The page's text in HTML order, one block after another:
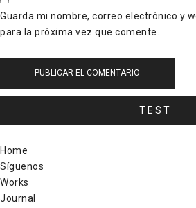
Guarda mi nombre, correo electrónico y
para la próxima vez que comente.
TEST
Home
Síguenos
Works
Journal